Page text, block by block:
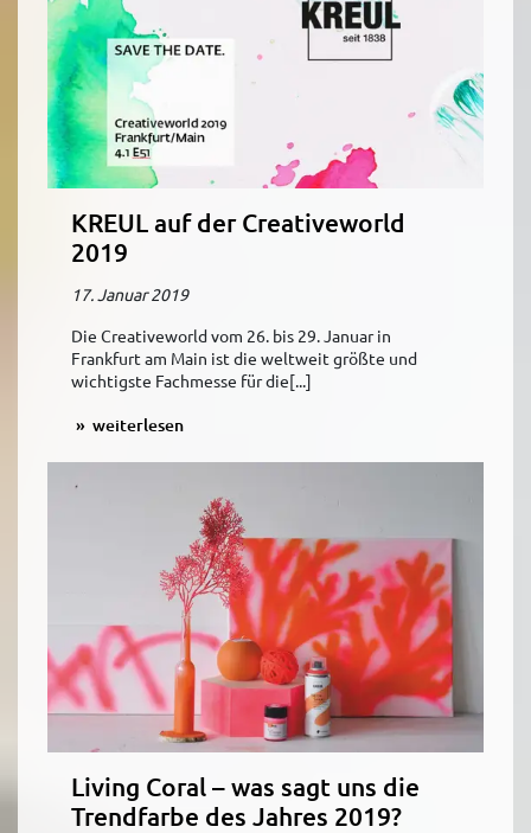
KREUL auf der Creativeworld
2019
17. Januar 2019
Die Creativeworld vom 26. bis 29. Januar in
Frankfurt am Main ist die weltweit größte und
wichtigste Fachmesse für die[...]
weiterlesen
Living Coral – was sagt uns die
Trendfarbe des Jahres 2019?